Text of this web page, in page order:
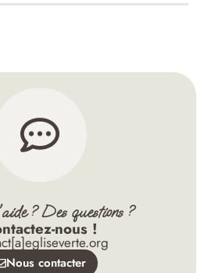
? Des questions ?
nous !
Nous contacter